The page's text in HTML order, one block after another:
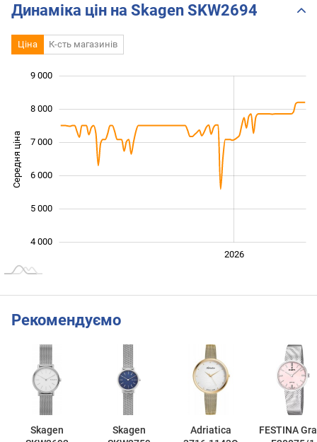
Динаміка цін на Skagen SKW2694
Ціна К-сть магазинів
Середня ціна
4 000
5 000
6 000
7 000
8 000
9 000
2026
Рекомендуємо
Skagen
Skagen
Adriatica
FESTINA